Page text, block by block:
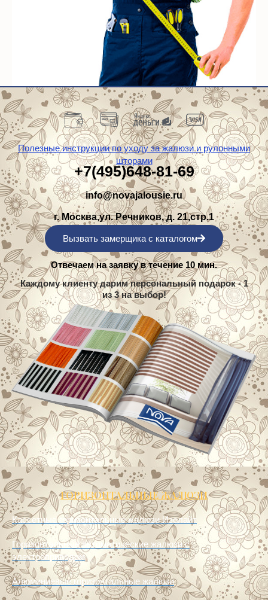
Полезные инструкции по уходу за жалюзи и рулонными
шторами
+7(495)648-81-69
info@novajalousie.ru
г. Москва,ул. Речников, д. 21,стр.1
Вызвать замерщика с каталогом
Отвечаем на заявку в течение 10 мин.
Каждому клиенту дарим персональный подарок - 1
из 3 на выбор!
ГОРИЗОНТАЛЬНЫЕ ЖАЛЮЗИ
Кассетные горизонтальные жалюзи Изолайт
Горизонтальные автоматические жалюзи с
электроприводом
Алюминиевые горизонтальные жалюзи